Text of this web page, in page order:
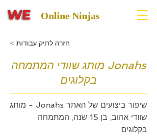
Online Ninjas
< חזרה לתיק עבודות
Jonahs מותג שוודי המתמחה
בקלוגים
שיפור ביצועים של האתר Jonahs - מותג
שוודי אהוב, בן 15 שנה, המתמחה
בקלוגים